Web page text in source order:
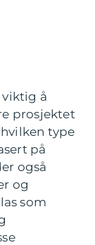
viktig å
prosjektet
hvilken type
på
også
og
som